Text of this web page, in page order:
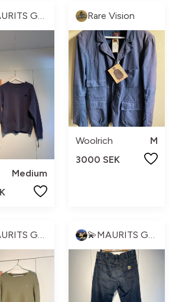
💫MAURITS GARDEROB💫
Medium
Rare Vision
Woolrich
M
3000 SEK